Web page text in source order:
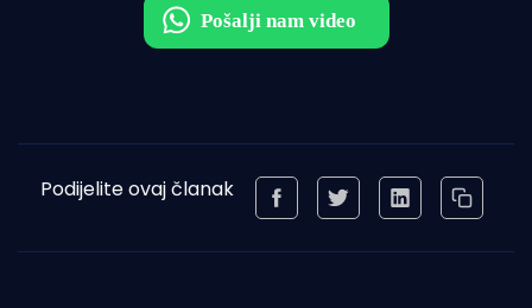
Podijelite ovaj članak